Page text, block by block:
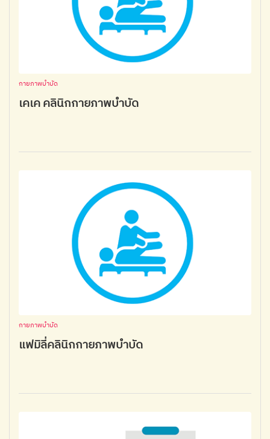
กายภาพบำบัด
เคเค คลินิกกายภาพบำบัด
กายภาพบำบัด
แฟมิลี่คลินิกกายภาพบำบัด